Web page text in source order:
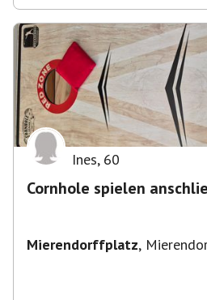
Ines, 60
Cornhole spielen
Mierendorffplatz,